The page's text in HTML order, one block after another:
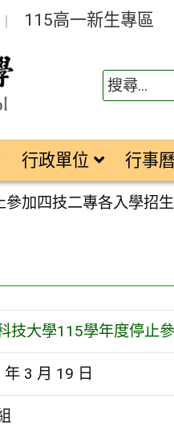
115高一新生專區
行政單位 行事曆
加四技二專各入學招生
技大學115學年度停止
3 月 19 日